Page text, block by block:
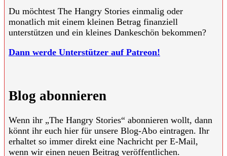
Du möchtest The Hangry Stories einmalig oder
monatlich mit einem kleinen Betrag finanziell
unterstützen und ein kleines Dankeschön bekommen?
Dann werde Unterstützer auf Patreon!
Blog abonnieren
Wenn ihr „The Hangry Stories“ abonnieren wollt, dann
könnt ihr euch hier für unsere Blog-Abo eintragen. Ihr
erhaltet so immer direkt eine Nachricht per E-Mail,
wenn wir einen neuen Beitrag veröffentlichen.